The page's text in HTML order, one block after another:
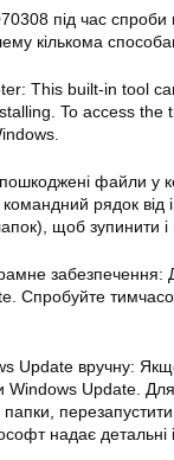
під час спроби
кількома
This built-in tool
To access
файли у
рядок від
щоб зупинити
забезпечення:
Спробуйте
Update вручну:
Windows Update.
надає детальні